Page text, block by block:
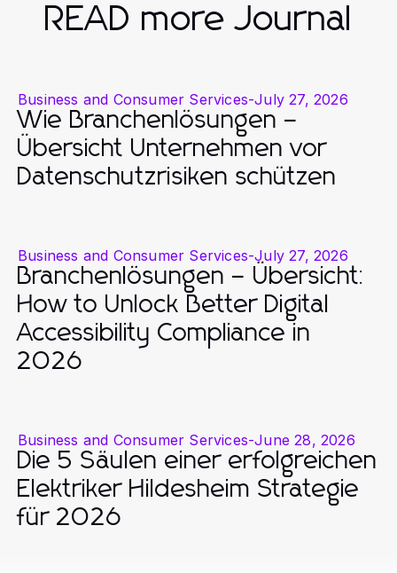
READ more Journal
Business and Consumer Services-July 27, 2026
Wie Branchenlösungen –
Übersicht Unternehmen vor
Datenschutzrisiken schützen
Business and Consumer Services-July 27, 2026
Branchenlösungen – Übersicht:
How to Unlock Better Digital
Accessibility Compliance in
2026
Business and Consumer Services-June 28, 2026
Die 5 Säulen einer erfolgreichen
Elektriker Hildesheim Strategie
für 2026